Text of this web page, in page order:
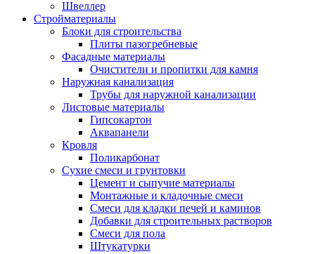
Швеллер
Стройматериалы
Блоки для строительства
Плиты пазогребневые
Фасадные материалы
Очистители и пропитки для камня
Наружная канализация
Трубы для наружной канализации
Листовые материалы
Гипсокартон
Аквапанели
Кровля
Поликарбонат
Сухие смеси и грунтовки
Цемент и сыпучие материалы
Монтажные и кладочные смеси
Смеси для кладки печей и каминов
Добавки для строительных растворов
Смеси для пола
Штукатурки